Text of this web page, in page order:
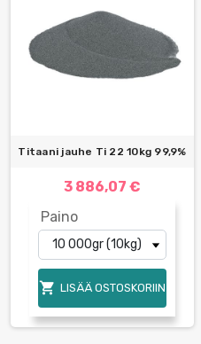
Titaani jauhe Ti 22 10kg 99,9%
3 886,07 €
Paino
 LISÄÄ OSTOSKORIIN